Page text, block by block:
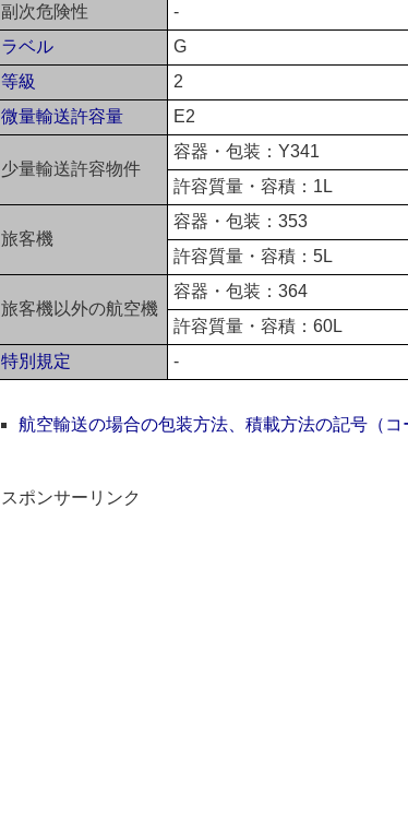
副次危険性
-
ラベル
G
等級
2
微量輸送許容量
E2
少量輸送許容物件
容器・包装：Y341
許容質量・容積：1L
旅客機
容器・包装：353
許容質量・容積：5L
旅客機以外の航空機
容器・包装：364
許容質量・容積：60L
特別規定
-
航空輸送の場合の包装方法、積載方法の記号（コ
スポンサーリンク